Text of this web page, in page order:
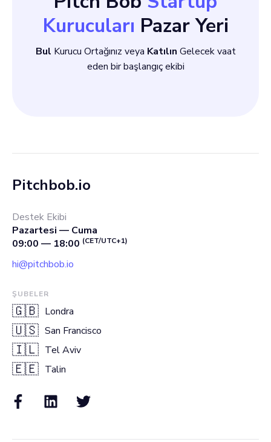
Kurucuları Pazar Yeri
Bul Kurucu Ortağınız veya Katılın Gelecek vaat
eden bir başlangıç ekibi
Pitchbob.io
Destek Ekibi
Pazartesi — Cuma
09:00 — 18:00 (CET/UTC+1)
hi@pitchbob.io
ŞUBELER
🇬🇧 Londra
🇺🇸 San Francisco
🇮🇱 Tel Aviv
🇪🇪 Talin